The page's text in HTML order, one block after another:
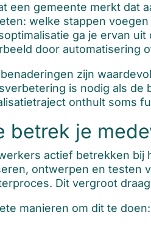
een gemeente merkt dat
welke stappen
ga je ervan
door automatisering
zijn
is nodig als de
onthult soms
betrek je
actief betrekken bij
ontwerpen en testen
Dit vergroot
manieren om dit te doen: